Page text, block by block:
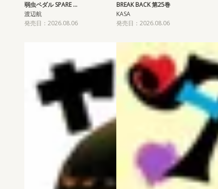
弱虫ペダル SPARE …
渡辺航
発売日：2026.08.06
BREAK BACK 第25巻
KASA
発売日：2026.08.06